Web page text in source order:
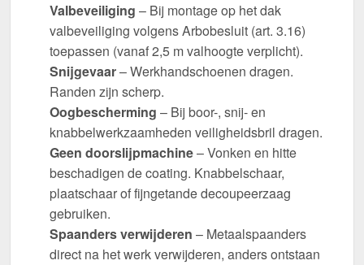
Valbeveiliging – Bij montage op het dak
valbeveiliging volgens Arbobesluit (art. 3.16)
toepassen (vanaf 2,5 m valhoogte verplicht).
Snijgevaar– Werkhandschoenen dragen.
Randen zijn scherp.
Oogbescherming – Bij boor-, snij- en
knabbelwerkzaamheden veiligheidsbril dragen.
Geen doorslijpmachine– Vonken en hitte
beschadigen de coating. Knabbelschaar,
plaatschaar of fijngetande decoupeerzaag
gebruiken.
Spaanders verwijderen – Metaalspaanders
direct na het werk verwijderen, anders ontstaan